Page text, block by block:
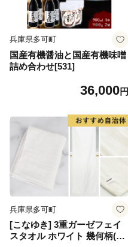
兵庫県多可町
国産有機醤油と国産有機味噌
詰め合わせ[531]
36,000円
兵庫県多可町
[こなゆき] 3重ガーゼフェイ
スタオル ホワイト 幾何柄(ワ